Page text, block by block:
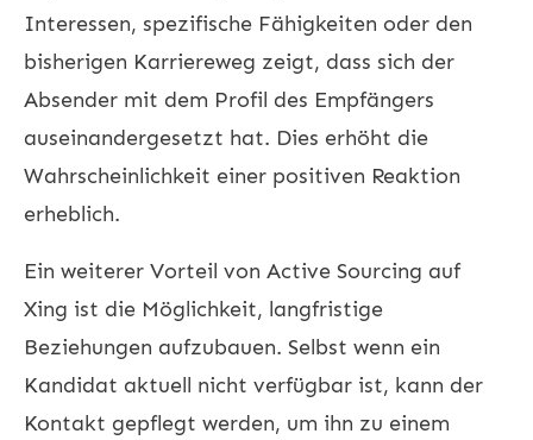
Interessen, spezifische Fähigkeiten oder den
bisherigen Karriereweg zeigt, dass sich der
Absender mit dem Profil des Empfängers
auseinandergesetzt hat. Dies erhöht die
Wahrscheinlichkeit einer positiven Reaktion
erheblich.
Ein weiterer Vorteil von Active Sourcing auf
Xing ist die Möglichkeit, langfristige
Beziehungen aufzubauen. Selbst wenn ein
Kandidat aktuell nicht verfügbar ist, kann der
Kontakt gepflegt werden, um ihn zu einem